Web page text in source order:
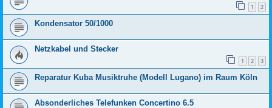
1 2
Kondensator 50/1000
Netzkabel und Stecker
1 2 3
Reparatur Kuba Musiktruhe (Modell Lugano) im Raum Köln
Absonderliches Telefunken Concertino 6.5